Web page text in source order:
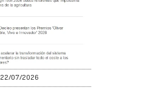
22/07/2026